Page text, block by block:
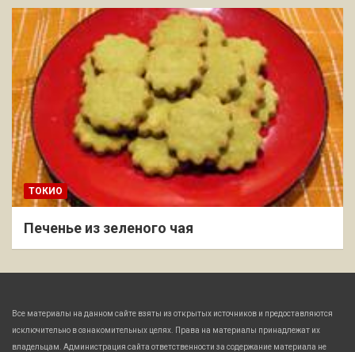
ТОКИО
Печенье из зеленого чая
Все материалы на данном сайте взяты из открытых источников и предоставляются
исключительно в ознакомительных целях. Права на материалы принадлежат их
владельцам. Администрация сайта ответственности за содержание материала не